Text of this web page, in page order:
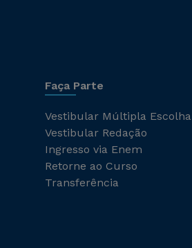
Faça Parte
Vestibular Múltipla Escolha
Vestibular Redação
Ingresso via Enem
Retorne ao Curso
Transferência